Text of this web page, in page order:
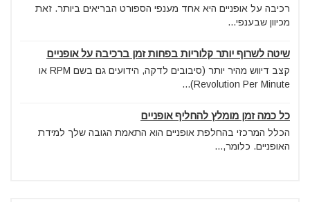
רכיבה על אופניים היא אחד מענפי הספורט הבריאים ביותר. זאת
מכיוון שבענפי...
שיטה לשרוף יותר קלוריות בפחות זמן ברכיבה על אופניים
קצב דיווש מהיר יותר (סיבובים לדקה, הידועים גם בשם RPM או
Revolution Per Minute)...
כל כמה זמן מומלץ להחליף אופניים
הכלל המרכזי בהחלפת אופניים הוא התאמת הגובה שלך למידת
האופניים. כלומר,...